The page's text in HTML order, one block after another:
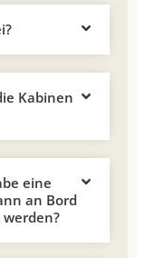
Kabinen
eine
an Bord